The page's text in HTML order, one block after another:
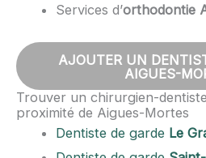
Services d’orthodontie
AJOUTER UN
AIGUES-
Trouver un chirurgien-
proximité de Aigues-Mortes
Dentiste de garde Le